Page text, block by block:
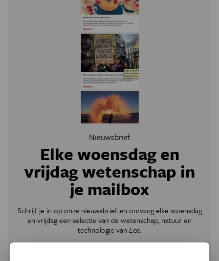
Nieuwsbrief
Elke woensdag en
vrijdag wetenschap in
je mailbox
Schrijf je in op onze nieuwsbrief en ontvang elke woensdag
en vrijdag een selectie van de wetenschap, natuur en
technologie van Eos.